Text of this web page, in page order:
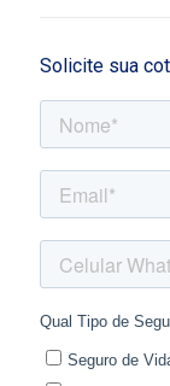
Solicite sua